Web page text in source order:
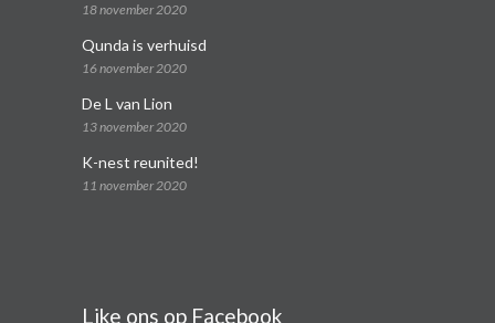
18 november 2020
Qunda is verhuisd
16 november 2020
De L van Lion
13 november 2020
K-nest reunited!
11 november 2020
Like ons op Facebook